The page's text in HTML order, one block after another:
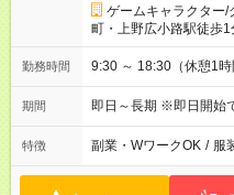
ゲームキャラクター/
町・上野広小路駅徒歩1
勤務時間 9:30 ～ 18:30（休憩1時
期間 即日～長期 ※即日開始
特徴 副業・WワークOK / 服